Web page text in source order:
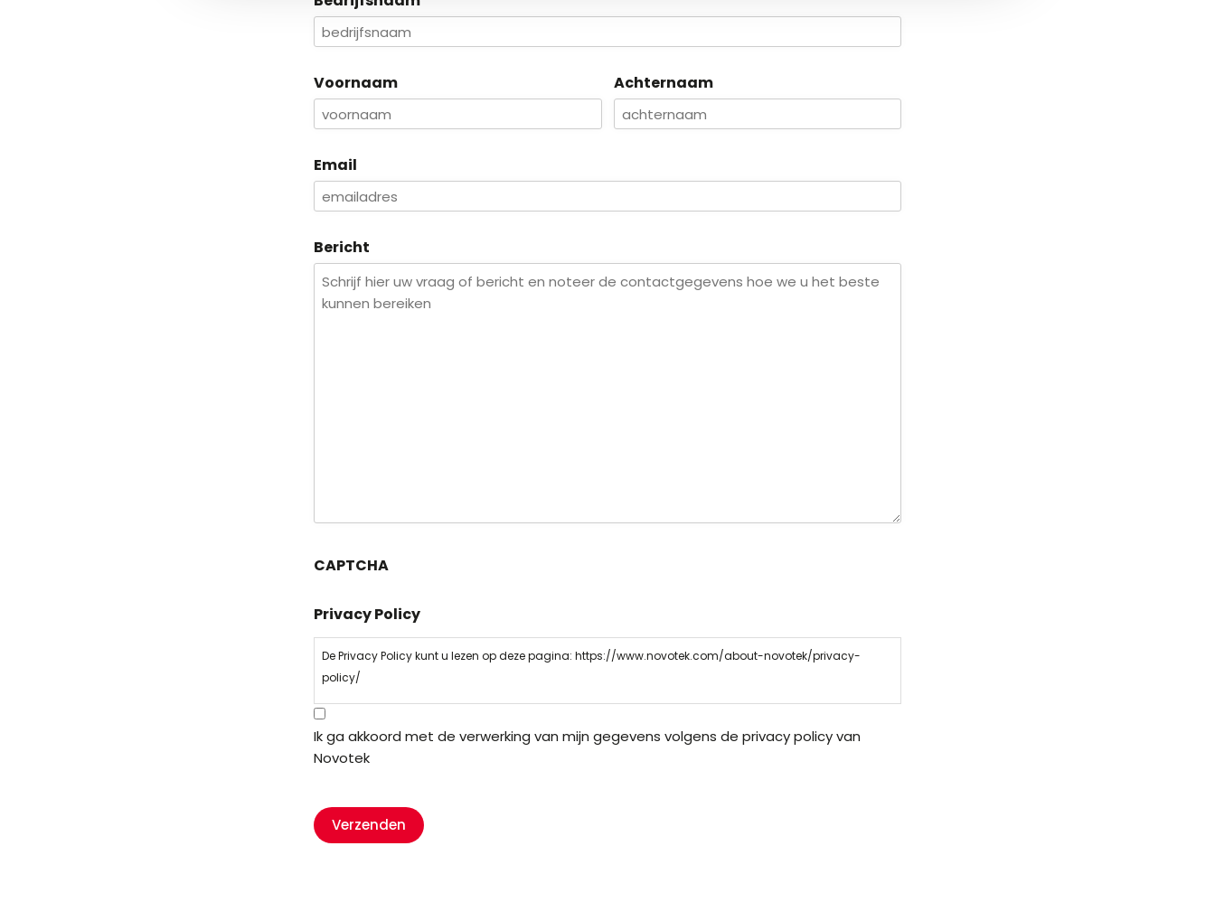
Voornaam Achternaam
Email
Bericht
CAPTCHA
Privacy Policy
De Privacy Policy kunt u lezen op deze pagina: https://www.novotek.com/about-novotek/privacy-
policy/
Ik ga akkoord met de verwerking van mijn gegevens volgens de privacy policy van
Novotek